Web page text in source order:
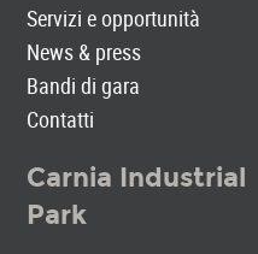
Servizi e opportunità
News & press
Bandi di gara
Contatti
Carnia Industrial
Park